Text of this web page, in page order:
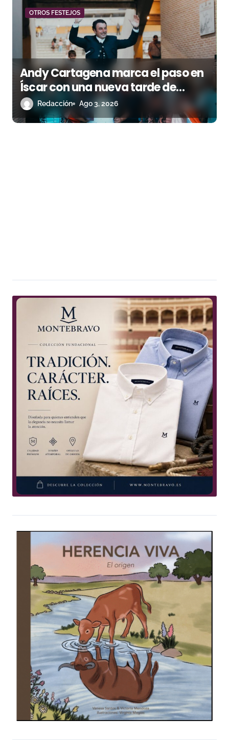
OTROS FESTEJOS
Andy Cartagena marca el paso en
Íscar con una nueva tarde de
triunfoRedacción Ago 3, 2026